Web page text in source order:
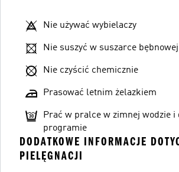
Nie używać wybielaczy
Nie suszyć w suszarce bębnowej
Nie czyścić chemicznie
Prasować letnim żelazkiem
Prać w pralce w zimnej wodzie i
programie
DODATKOWE INFORMACJE
PIELĘGNACJI